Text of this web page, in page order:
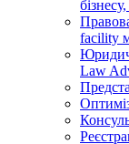
facility
Law